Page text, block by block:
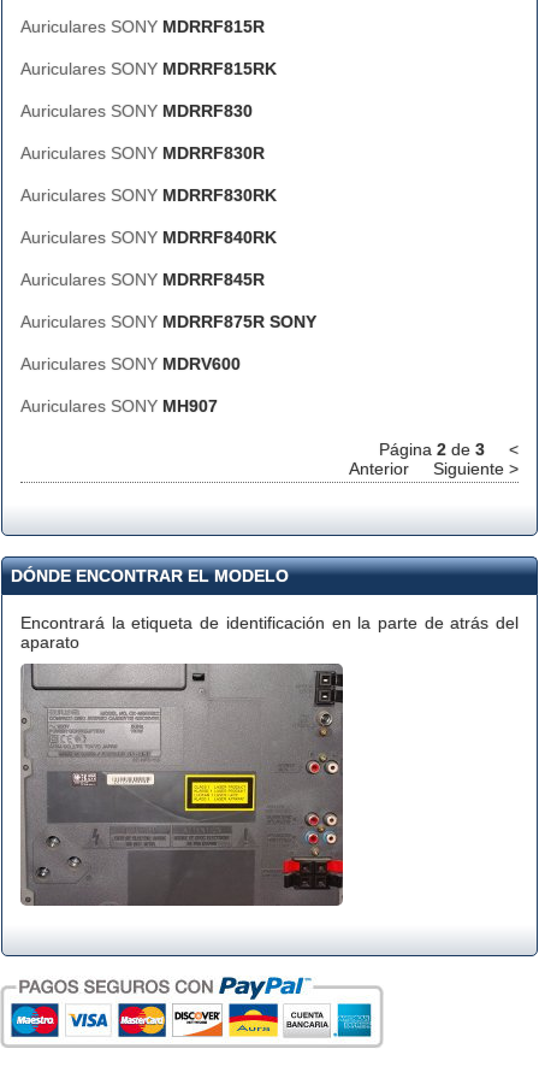
Auriculares SONY MDRRF815R
Auriculares SONY MDRRF815RK
Auriculares SONY MDRRF830
Auriculares SONY MDRRF830R
Auriculares SONY MDRRF830RK
Auriculares SONY MDRRF840RK
Auriculares SONY MDRRF845R
Auriculares SONY MDRRF875R SONY
Auriculares SONY MDRV600
Auriculares SONY MH907
Página 2 de 3
<
Anterior
Siguiente >
DÓNDE ENCONTRAR EL MODELO
Encontrará la etiqueta de identificación en la parte de atrás del
aparato